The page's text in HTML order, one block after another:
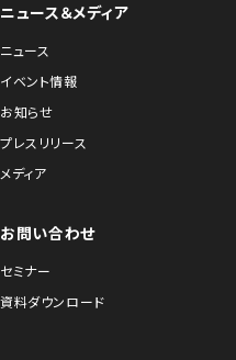
ニュース＆メディア
ニュース
イベント情報
お知らせ
プレスリリース
メディア
お問い合わせ
セミナー
資料ダウンロード